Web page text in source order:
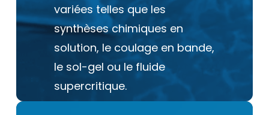
variées telles que les
synthèses chimiques en
solution, le coulage en bande,
le sol-gel ou le fluide
supercritique.